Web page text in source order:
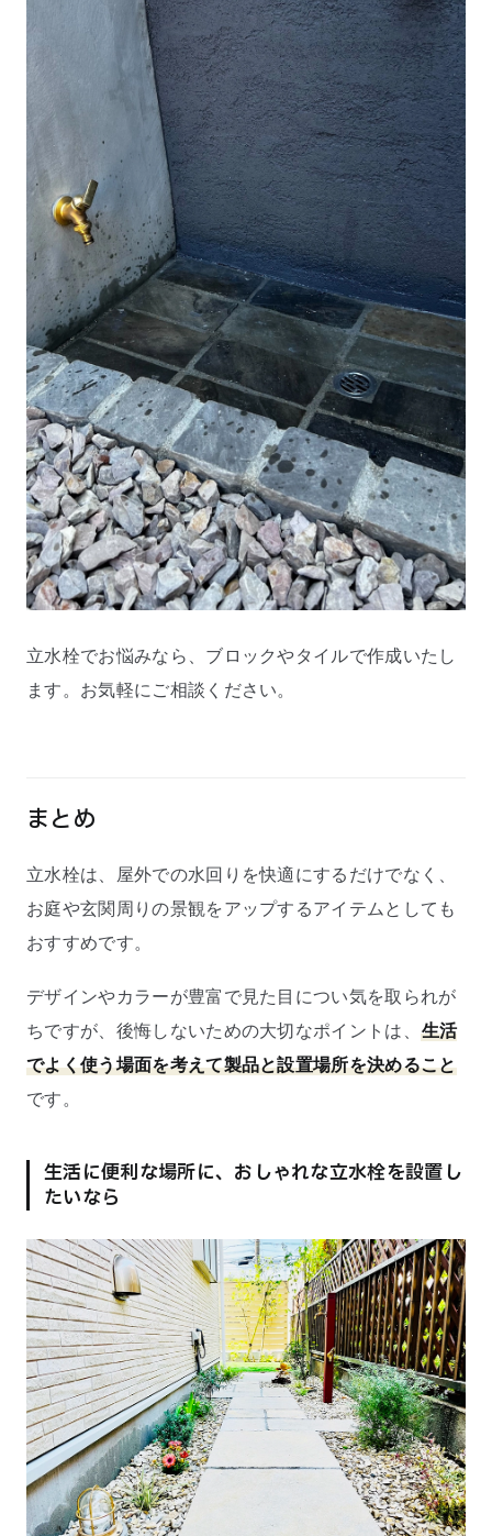
立水栓でお悩みなら、ブロックやタイルで作成いたし
ます。お気軽にご相談ください。
まとめ
立水栓は、屋外での水回りを快適にするだけでなく、
お庭や玄関周りの景観をアップするアイテムとしても
おすすめです。
デザインやカラーが豊富で見た目につい気を取られが
ちですが、後悔しないための大切なポイントは、生活
でよく使う場面を考えて製品と設置場所を決めること
です。
生活に便利な場所に、おしゃれな立水栓を設置し
たいなら